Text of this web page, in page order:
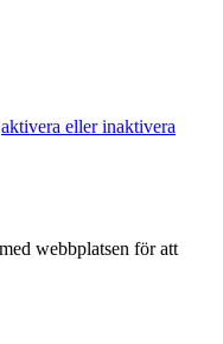
aktivera eller inaktivera
webbplatsen för att